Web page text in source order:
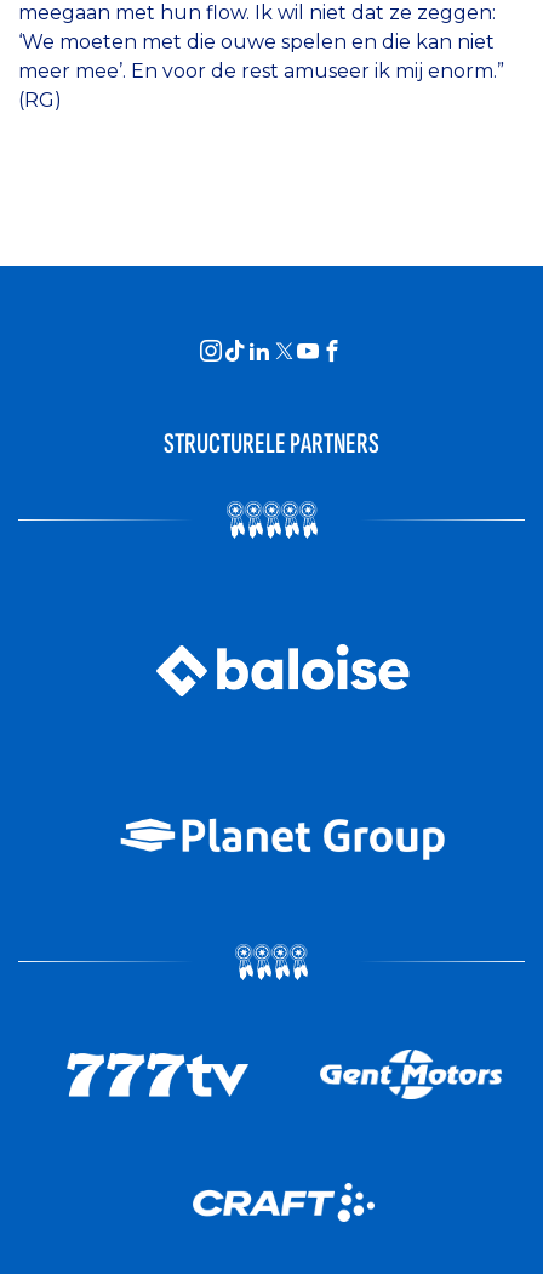
meegaan met hun flow. Ik wil niet dat ze zeggen:
‘We moeten met die ouwe spelen en die kan niet
meer mee’. En voor de rest amuseer ik mij enorm.”
(RG)
STRUCTURELE PARTNERS